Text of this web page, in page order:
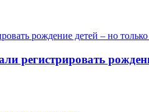
регистрировать